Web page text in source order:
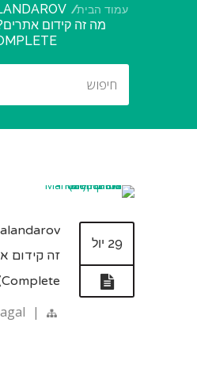
עמוד הבית
29 יול
Complete)
|